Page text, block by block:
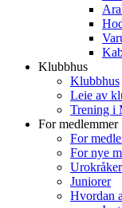
Klubbhus
Klubbhus
Leie av
Trening i
For medlemmer
For
For nye
Urokråker
Juniorer
Hvordan